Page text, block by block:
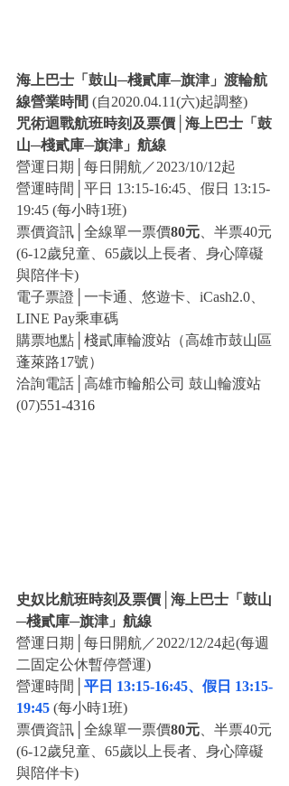
海上巴士「鼓山─棧貳庫─旗津」渡輪航
線營業時間 (自2020.04.11(六)起調整)
咒術迴戰航班時刻及票價│海上巴士「鼓
山─棧貳庫─旗津」航線
營運日期│每日開航／2023/10/12起
營運時間│平日 13:15-16:45、假日 13:15-
19:45 (每小時1班)
票價資訊│全線單一票價80元 、半票40元
(6-12歲兒童、65歲以上長者、身心障礙
與陪伴卡)
電子票證│一卡通、悠遊卡、iCash2.0、
LINE Pay乘車碼
購票地點│棧貳庫輪渡站（高雄市鼓山區
蓬萊路17號）
洽詢電話│高雄市輪船公司 鼓山輪渡站
(07)551-4316
史奴比航班時刻及票價│海上巴士「鼓山
─棧貳庫─旗津」航線
營運日期│每日開航／2022/12/24起(每週
二固定公休暫停營運)
營運時間│ 平日 13:15-16:45、假日 13:15-
19:45 (每小時1班)
票價資訊│全線單一票價80元 、半票40元
(6-12歲兒童、65歲以上長者、身心障礙
與陪伴卡)